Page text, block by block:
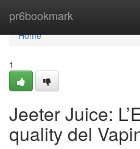
pr6bookmark
Home
Home
1
Jeeter Juice:
quality del